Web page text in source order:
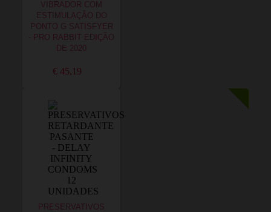
VIBRADOR COM
ESTIMULAÇÃO DO
PONTO G SATISFYER
- PRO RABBIT EDIÇÃO
DE 2020
€ 45,19
PRESERVATIVOS